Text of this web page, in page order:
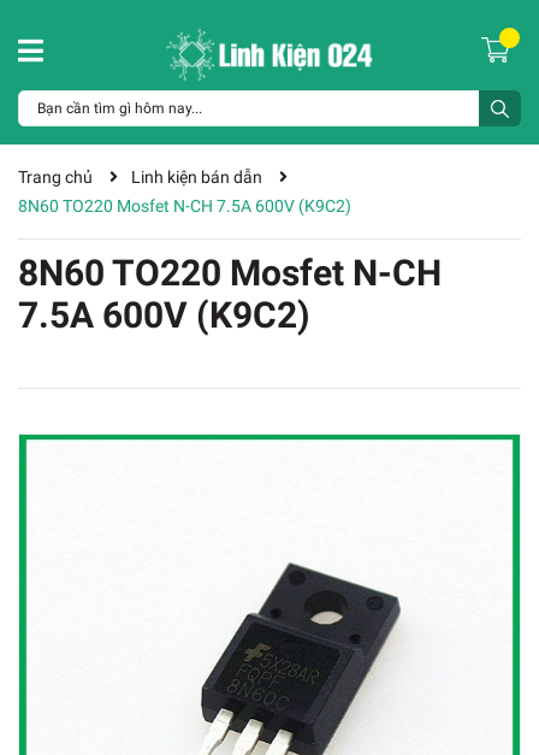
Trang chủ
Linh kiện bán dẫn
8N60 TO220 Mosfet N-CH 7.5A 600V (K9C2)
8N60 TO220 Mosfet N-CH
7.5A 600V (K9C2)